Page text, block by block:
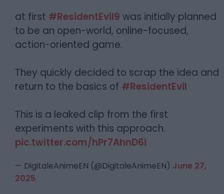
at first #ResidentEvil9 was initially planned
to be an open-world, online-focused,
action-oriented game.
They quickly decided to scrap the idea and
return to the basics of #ResidentEvil
This is a leaked clip from the first
experiments with this approach.
pic.twitter.com/hPr7AhnD6i
— DigitaleAnimeEN (@DigitaleAnimeEN) June 27,
2025